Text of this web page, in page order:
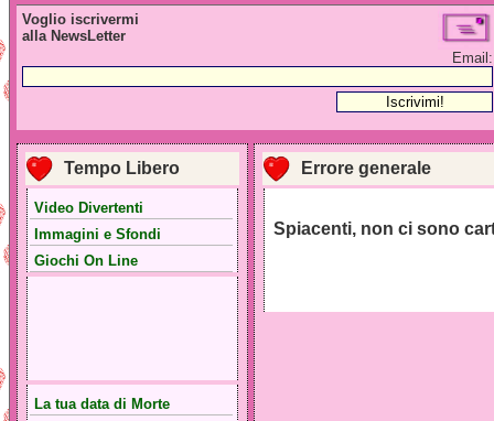
Voglio iscrivermi
alla NewsLetter
Email:
Tempo Libero
Video Divertenti
Immagini e Sfondi
Giochi On Line
La tua data di Morte
Errore generale
Spiacenti, non ci sono